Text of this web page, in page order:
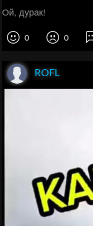
Ой, дурак!
0 0
ROFL